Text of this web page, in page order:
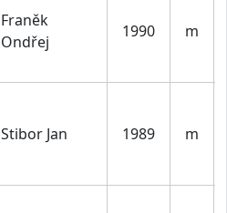
Franěk
Ondřej
1990 m
Stibor Jan 1989 m